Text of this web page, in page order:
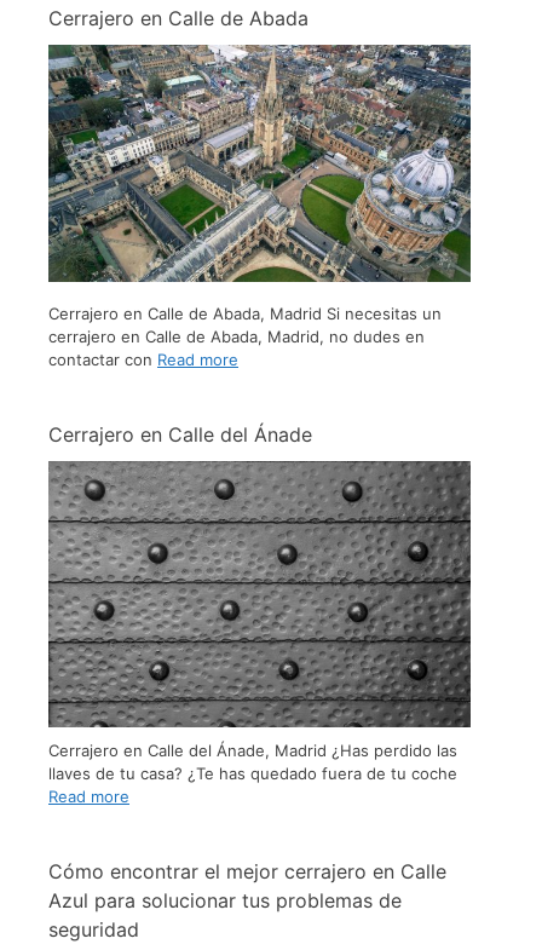
Cerrajero en Calle de Abada
Cerrajero en Calle de Abada, Madrid Si necesitas un
cerrajero en Calle de Abada, Madrid, no dudes en
contactar con Read more
Cerrajero en Calle del Ánade
Cerrajero en Calle del Ánade, Madrid ¿Has perdido las
llaves de tu casa? ¿Te has quedado fuera de tu coche
Read more
Cómo encontrar el mejor cerrajero en Calle
Azul para solucionar tus problemas de
seguridad